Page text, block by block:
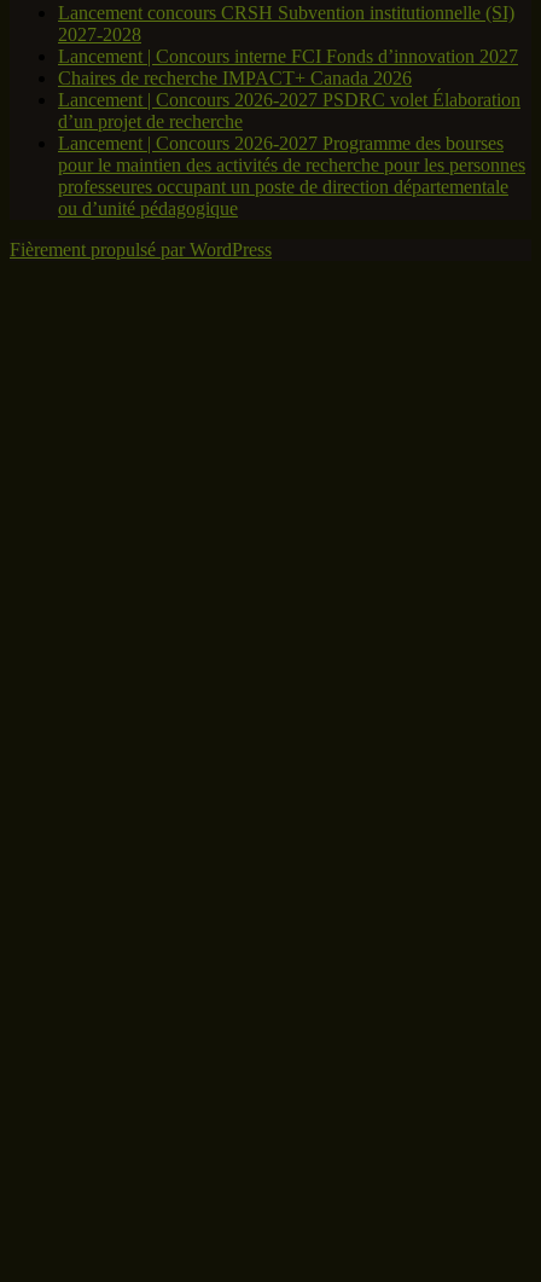
Lancement concours CRSH Subvention institutionnelle (SI)
2027-2028
Lancement | Concours interne FCI Fonds d’innovation 2027
Chaires de recherche IMPACT+ Canada 2026
Lancement | Concours 2026-2027 PSDRC volet Élaboration
d’un projet de recherche
Lancement | Concours 2026-2027 Programme des bourses
pour le maintien des activités de recherche pour les personnes
professeures occupant un poste de direction départementale
ou d’unité pédagogique
Fièrement propulsé par WordPress